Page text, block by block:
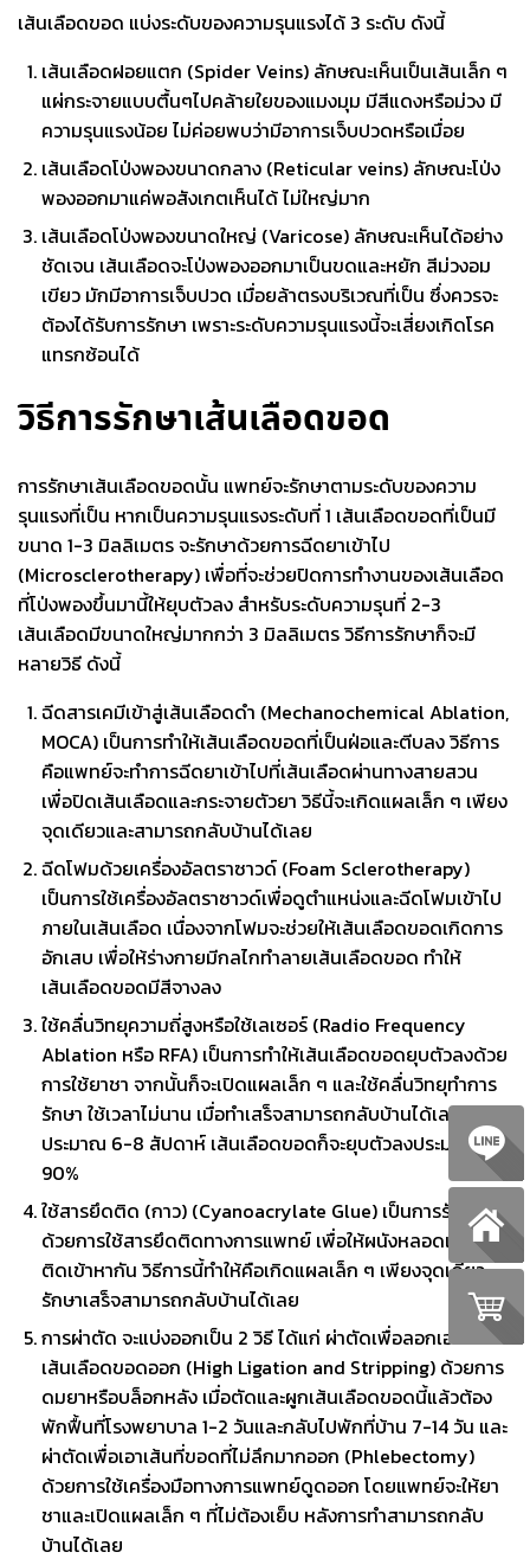
เส้นเลือดขอด แบ่งระดับของความรุนแรงได้ 3 ระดับ ดังนี้
เส้นเลือดฝอยแตก (Spider Veins) ลักษณะเห็นเป็นเส้นเล็ก ๆ
แผ่กระจายแบบตื้นๆไปคล้ายใยของแมงมุม มีสีแดงหรือม่วง มี
ความรุนแรงน้อย ไม่ค่อยพบว่ามีอาการเจ็บปวดหรือเมื่อย
เส้นเลือดโป่งพองขนาดกลาง (Reticular veins) ลักษณะโป่ง
พองออกมาแค่พอสังเกตเห็นได้ ไม่ใหญ่มาก
เส้นเลือดโป่งพองขนาดใหญ่ (Varicose) ลักษณะเห็นได้อย่าง
ชัดเจน เส้นเลือดจะโป่งพองออกมาเป็นขดและหยัก สีม่วงอม
เขียว มักมีอาการเจ็บปวด เมื่อยล้าตรงบริเวณที่เป็น ซึ่งควรจะ
ต้องได้รับการรักษา เพราะระดับความรุนแรงนี้จะเสี่ยงเกิดโรค
แทรกซ้อนได้
วิธีการรักษาเส้นเลือดขอด
การรักษาเส้นเลือดขอดนั้น แพทย์จะรักษาตามระดับของความ
รุนแรงที่เป็น หากเป็นความรุนแรงระดับที่ 1 เส้นเลือดขอดที่เป็นมี
ขนาด 1-3 มิลลิเมตร จะรักษาด้วยการฉีดยาเข้าไป
(Microsclerotherapy) เพื่อที่จะช่วยปิดการทำงานของเส้นเลือด
ที่โป่งพองขึ้นมานี้ให้ยุบตัวลง สำหรับระดับความรุนที่ 2-3
เส้นเลือดมีขนาดใหญ่มากกว่า 3 มิลลิเมตร วิธีการรักษาก็จะมี
หลายวิธี ดังนี้
ฉีดสารเคมีเข้าสู่เส้นเลือดดำ (Mechanochemical Ablation,
MOCA) เป็นการทำให้เส้นเลือดขอดที่เป็นฝ่อและตีบลง วิธีการ
คือแพทย์จะทำการฉีดยาเข้าไปที่เส้นเลือดผ่านทางสายสวน
เพื่อปิดเส้นเลือดและกระจายตัวยา วิธีนี้จะเกิดแผลเล็ก ๆ เพียง
จุดเดียวและสามารถกลับบ้านได้เลย
ฉีดโฟมด้วยเครื่องอัลตราซาวด์ (Foam Sclerotherapy)
เป็นการใช้เครื่องอัลตราซาวด์เพื่อดูตำแหน่งและฉีดโฟมเข้าไป
ภายในเส้นเลือด เนื่องจากโฟมจะช่วยให้เส้นเลือดขอดเกิดการ
อักเสบ เพื่อให้ร่างกายมีกลไกทำลายเส้นเลือดขอด ทำให้
เส้นเลือดขอดมีสีจางลง
ใช้คลื่นวิทยุความถี่สูงหรือใช้เลเซอร์ (Radio Frequency
Ablation หรือ RFA) เป็นการทำให้เส้นเลือดขอดยุบตัวลงด้วย
การใช้ยาชา จากนั้นก็จะเปิดแผลเล็ก ๆ และใช้คลื่นวิทยุทำการ
รักษา ใช้เวลาไม่นาน เมื่อทำเสร็จสามารถกลับบ้านได้เลย
ประมาณ 6-8 สัปดาห์ เส้นเลือดขอดก็จะยุบตัวลงประมาณ
90%
ใช้สารยึดติด (กาว) (Cyanoacrylate Glue) เป็นการรักษา
ด้วยการใช้สารยึดติดทางการแพทย์ เพื่อให้ผนังหลอดเลือดยึด
ติดเข้าหากัน วิธีการนี้ทำให้คือเกิดแผลเล็ก ๆ เพียงจุดเดียว
รักษาเสร็จสามารถกลับบ้านได้เลย
การผ่าตัด จะแบ่งออกเป็น 2 วิธี ได้แก่ ผ่าตัดเพื่อลอกเอา
เส้นเลือดขอดออก (High Ligation and Stripping) ด้วยการ
ดมยาหรือบล็อกหลัง เมื่อตัดและผูกเส้นเลือดขอดนี้แล้วต้อง
พักฟื้นที่โรงพยาบาล 1-2 วันและกลับไปพักที่บ้าน 7-14 วัน และ
ผ่าตัดเพื่อเอาเส้นที่ขอดที่ไม่ลึกมากออก (Phlebectomy)
ด้วยการใช้เครื่องมือทางการแพทย์ดูดออก โดยแพทย์จะให้ยา
ชาและเปิดแผลเล็ก ๆ ที่ไม่ต้องเย็บ หลังการทำสามารถกลับ
บ้านได้เลย